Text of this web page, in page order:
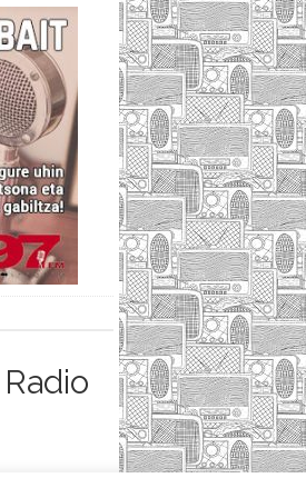
Radio